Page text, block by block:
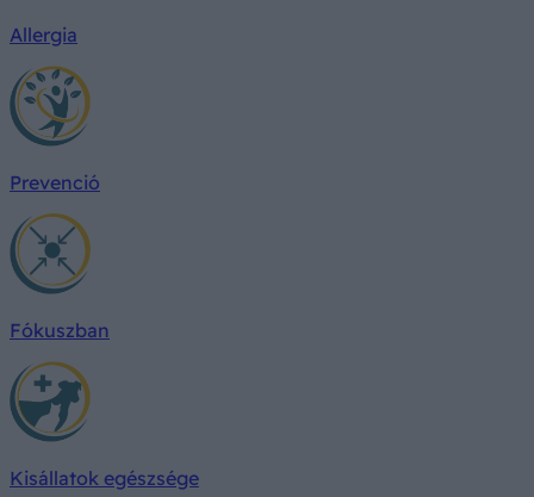
Allergia
Prevenció
Fókuszban
Kisállatok egészsége